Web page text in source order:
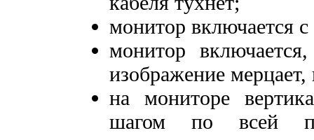
монитор включается
монитор
изображение мерцает,
на мониторе
шагом по всей